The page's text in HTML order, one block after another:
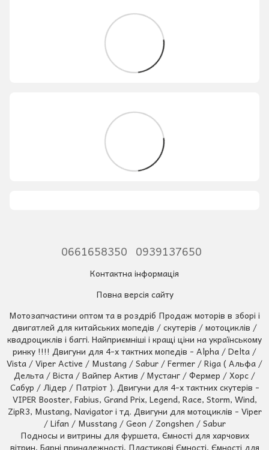
0661658350 0939137650
Контактна інформація
Повна версія сайту
Мотозапчастини оптом та в роздріб Продаж моторів в зборі і
двигатлей для китайських мопедів / скутерів / мотоциклів /
квадроциклів і баггі. Найприємніші і кращі ціни на українському
ринку !!!! Двигуни для 4-х тактних мопедів - Alpha / Delta /
Vista / Viper Active / Mustang / Sabur / Fermer / Riga ( Альфа /
Дельта / Віста / Вайпер Актив / Мустанг / Фермер / Хорс /
Сабур / Лідер / Патріот ). Двигуни для 4-х тактних скутерів -
VIPER Booster, Fabius, Grand Prix, Legend, Race, Storm, Wind,
ZipR3, Mustang, Navigator і тд. Двигуни для мотоциклів - Viper
/ Lifan / Musstang / Geon / Zongshen / Sabur
Подносы и витрины для фуршета, Ємності для харчових
вітрин, Барні приналежності, Пластикові Ємності, Ємності для